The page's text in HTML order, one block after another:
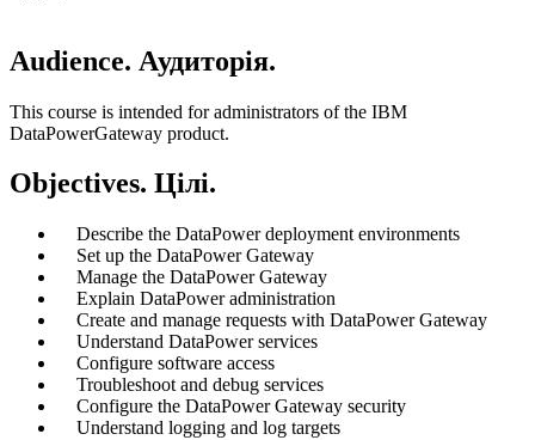
Audience. Аудиторія.
This course is intended for administrators of the IBM
DataPowerGateway product.
Objectives. Цілі.
Describe the DataPower deployment environments
Set up the DataPower Gateway
Manage the DataPower Gateway
Explain DataPower administration
Create and manage requests with DataPower Gateway
Understand DataPower services
Configure software access
Troubleshoot and debug services
Configure the DataPower Gateway security
Understand logging and log targets